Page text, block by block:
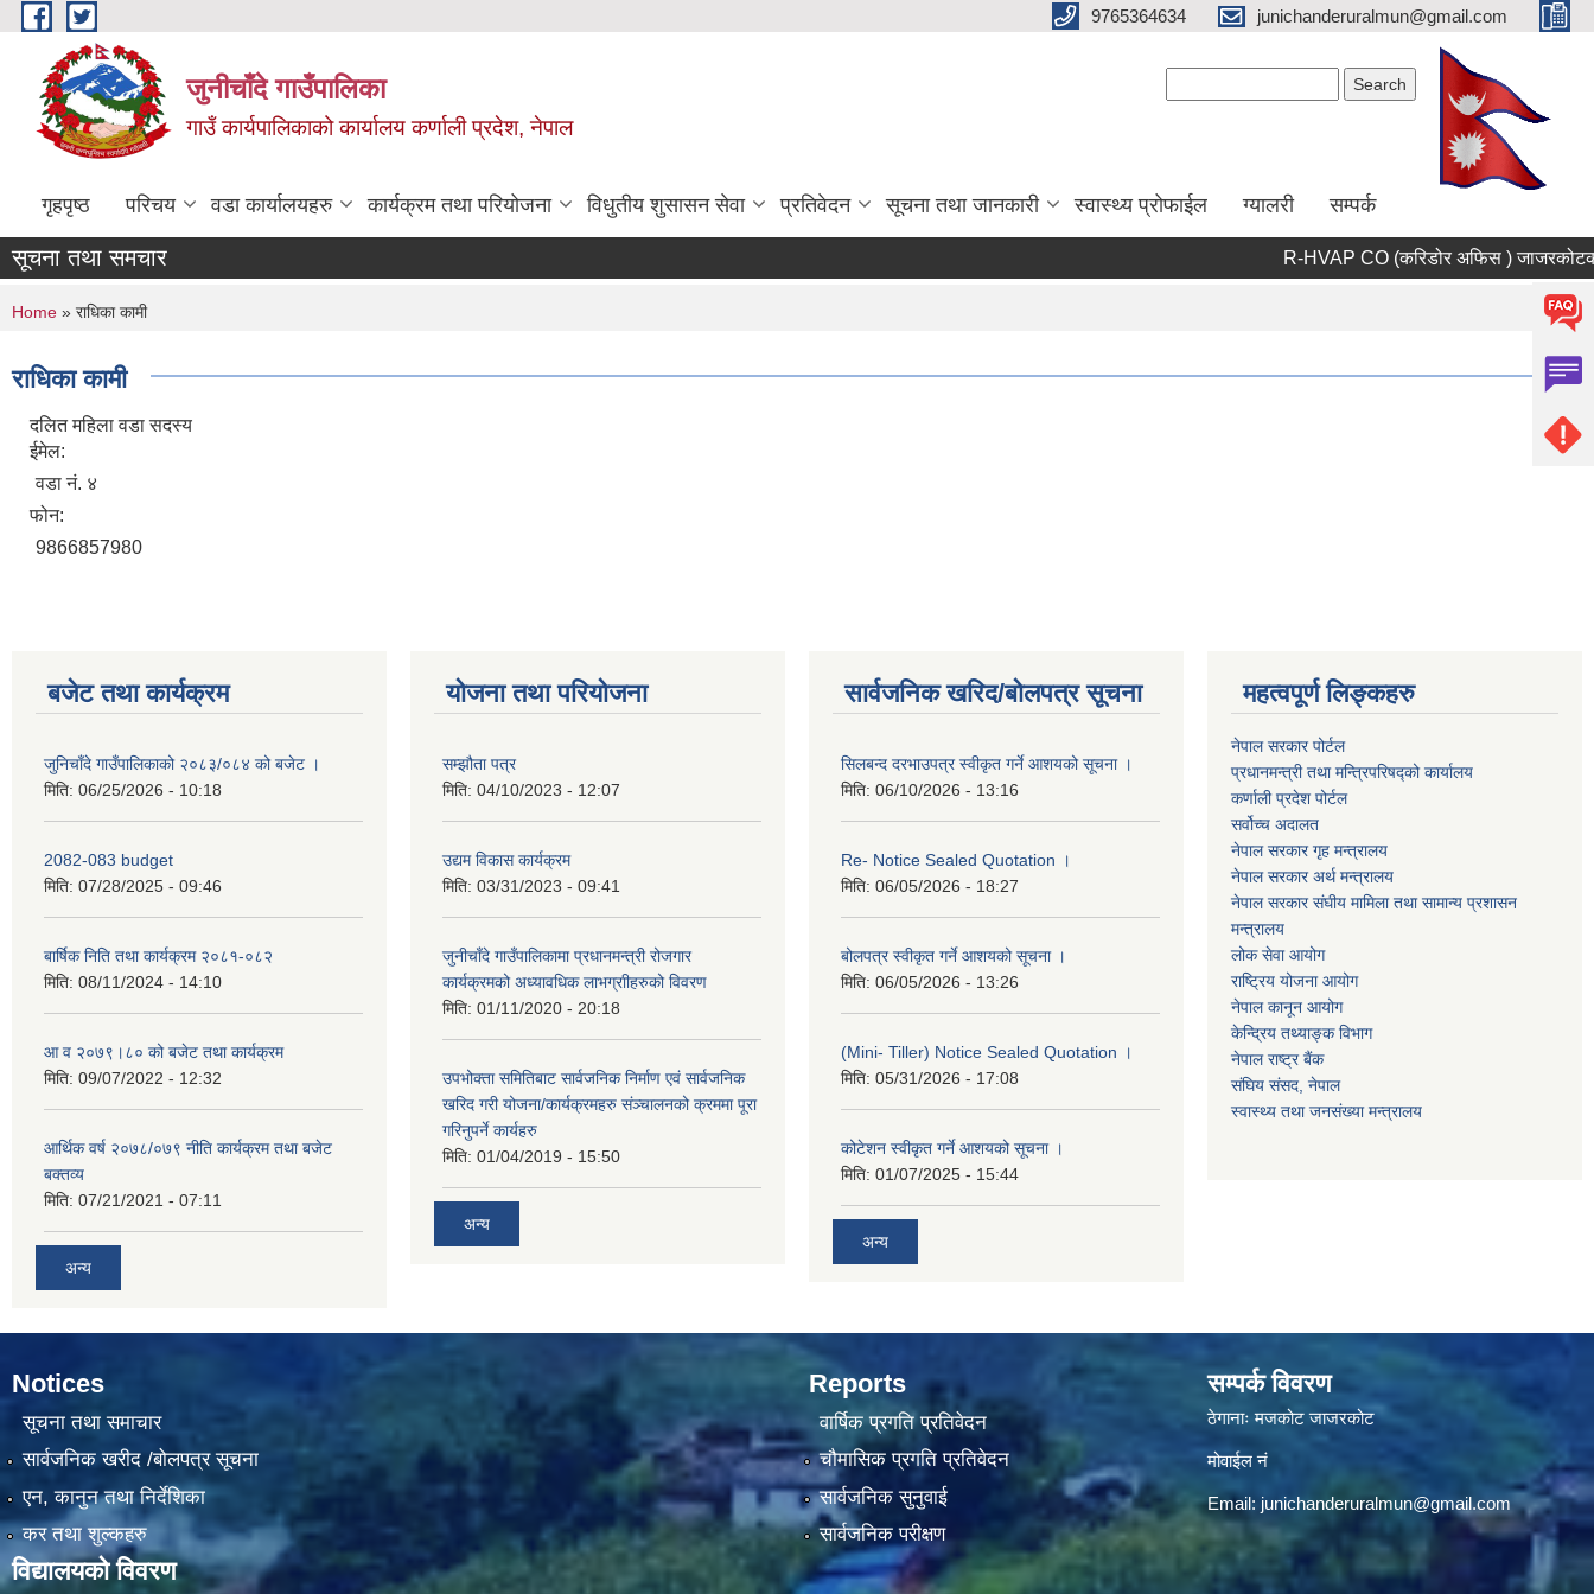
Skip to main content 9765364634 junichanderuralmun@gmail.com
जुनीचाँदे गाउँपालिका
गाउँ कार्यपालिकाको कार्यालय कर्णाली प्रदेश, नेपाल
गृहपृष्ठ परिचय वडा कार्यालयहरु कार्यक्रम तथा परियोजना विधुतीय शुसासन सेवा प्रतिवेदन सूचना तथा जानकारी स्वास्थ्य प्रोफाईल ग्यालरी सम्पर्क
सूचना तथा समचार R-HVAP CO (करिडोर अफिस ) जाजरकोटको
You are here
Home » राधिका कामी
राधिका कामी
दलित महिला वडा सदस्य
ईमेल:
वडा नं. ४
फोन:
9866857980
बजेट तथा कार्यक्रम
जुनिचाँदे गाउँपालिकाको २०८३/०८४ को बजेट ।
मिति: 06/25/2026 - 10:18
2082-083 budget
मिति: 07/28/2025 - 09:46
बार्षिक निति तथा कार्यक्रम २०८१-०८२
मिति: 08/11/2024 - 14:10
आ व २०७९।८० को बजेट तथा कार्यक्रम
मिति: 09/07/2022 - 12:32
आर्थिक वर्ष २०७८/०७९ नीति कार्यक्रम तथा बजेट
बक्तव्य
मिति: 07/21/2021 - 07:11
अन्य
योजना तथा परियोजना
सम्झौता पत्र
मिति: 04/10/2023 - 12:07
उद्यम विकास कार्यक्रम
मिति: 03/31/2023 - 09:41
जुनीचाँदे गाउँपालिकामा प्रधानमन्‍त्री रोजगार
कार्यक्रमको अध्यावधिक लाभग्राीहरुको विवरण
मिति: 01/11/2020 - 20:18
उपभोक्ता समितिबाट सार्वजनिक निर्माण एवं सार्वजनिक
खरिद गरी योजना/कार्यक्रमहरु संञ्‍चालनको क्रममा पूरा
गरिनुपर्ने कार्यहरु
मिति: 01/04/2019 - 15:50
अन्य
सार्वजनिक खरिद/बोलपत्र सूचना
सिलबन्द दरभाउपत्र स्वीकृत गर्ने आशयको सूचना ।
मिति: 06/10/2026 - 13:16
Re- Notice Sealed Quotation ।
मिति: 06/05/2026 - 18:27
बोलपत्र स्वीकृत गर्ने आशयको सूचना ।
मिति: 06/05/2026 - 13:26
(Mini- Tiller) Notice Sealed Quotation ।
मिति: 05/31/2026 - 17:08
कोटेशन स्वीकृत गर्ने आशयको सूचना ।
मिति: 01/07/2025 - 15:44
अन्य
महत्वपूर्ण लिङ्कहरु
नेपाल सरकार पोर्टल
प्रधानमन्‍‍त्री तथा मन्‍त्रिपरिषद्को कार्यालय
कर्णाली प्रदेश पोर्टल
सर्वोच्‍च अदालत
नेपाल सरकार गृह मन्‍‍‍त्रालय
नेपाल सरकार अर्थ मन्‍त्रालय
नेपाल सरकार संघीय मामिला तथा सामान्य प्रशासन
मन्‍त्रालय
लोक सेवा आयोग
राष्‍ट्रिय योजना आयोग
नेपाल कानून आयोग
केन्द्रिय तथ्याङ्क विभाग
नेपाल राष्‍ट्र बैंक
संघिय संसद, नेपाल
स्वास्थ्य तथा जनसंख्या मन्त्रालय
Notices
सूचना तथा समाचार
सार्वजनिक खरीद /बोलपत्र सूचना
एन, कानुन तथा निर्देशिका
कर तथा शुल्कहरु
विद्यालयको विवरण
Reports
वार्षिक प्रगति प्रतिवेदन
चौमासिक प्रगति प्रतिवेदन
सार्वजनिक सुनुवाई
सार्वजनिक परीक्षण
सम्पर्क विवरण
ठेगानाः मजकोट जाजरकोट
मोवाईल नं
Email: junichanderuralmun@gmail.com